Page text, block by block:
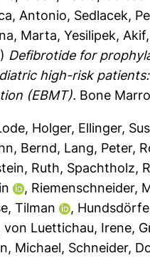
Antonio, Sedlacek,
Marta, Yesilipek, Akif
Defibrotide for
high-risk
(EBMT). Bone
Holger, Ellinger,
Bernd, Lang, Peter,
Ruth, Spachtholz,
, Riemenschneider,
Tilman ,
von Luettichau, Irene,
Michael, Schneider,